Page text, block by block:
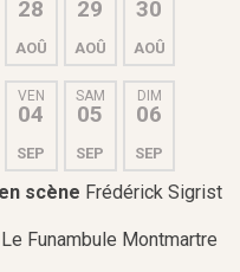
28
AOÛ
29
AOÛ
30
AOÛ
VEN
04
SEP
SAM
05
SEP
DIM
06
SEP
scène Frédérick Sigrist
Le Funambule Montmartre